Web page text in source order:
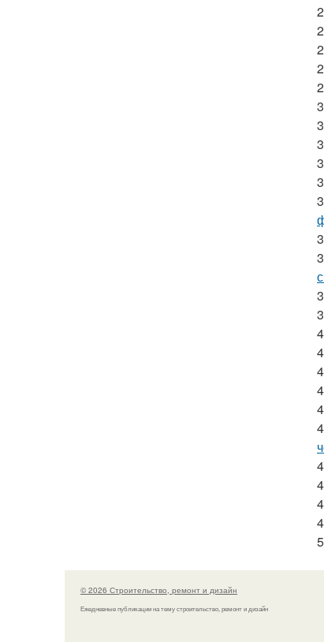
© 2026 Строительство, ремонт и дизайн
Ежедневные публикации на тему строительство, ремонт и дизайн